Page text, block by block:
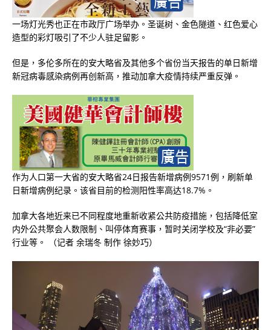
一场灯光秀也正在市政厅广场举办。圣诞树、金色隧道、红色爱心
造型的彩灯吸引了不少人驻足留影。
但是，多伦多所在的安大略省及其他多个省份当天报告的单日新增
新冠病毒感染病例再创新高，推动加拿大疫情持续严重反弹。
作为人口第一大省的安大略省24日报告新增病例9571例，刷新单
日新增病例纪录。该省目前的检测阳性率高达18.7%。
加拿大各地近来已不同程度地重新收紧公共防疫措施，包括降低室
内外公共聚会人数限制、叫停体育赛事，暂时关闭学校及“非必要”
行业等。 （记者 余瑞冬 制作 徐妙巧）